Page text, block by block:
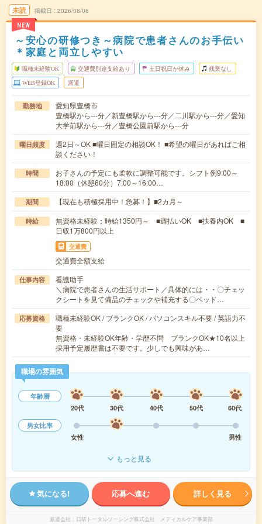
未読
NEW
掲載日 2026/08/08
～安心の研修つき～病院で患者さんのお手伝い
＊家庭と両立しやすい
職種未経験OK 交通費別途支給あり 土日祝日が休み 残業なし
WEB登録OK 派遣
勤務地
愛知県豊橋市
豊橋駅から---分／新豊橋駅から---分／二川駅から---分／愛知
大学前駅から---分／豊橋公園前駅から---分
曜日頻度
週2日～OK ■曜日固定の相談OK！ ■希望の曜日があればご相
談ください！
時間
お子さんの予定にも柔軟に調整可能です。シフト例9:00～
18:00（休憩60分）7:00～16:00…
期間 【現在も積極採用中！急募！】■2カ月～
時給
無資格未経験：時給1350円～ ■週払いOK ■扶養内OK ■
日収1万800円以上
交通費
交通費全額支給
仕事内容
看護助手
＼病院で患者さんの生活サポート／具体的には・・〇チェッ
クシートを見て備品のチェックや補充する〇ベッド…
応募資格
職種未経験OK / ブランクOK / パソコンスキル不要 / 英語力不
要
無資格・未経験OK年齢・学歴不問 ブランクOK★10名以上
採用予定履歴書は不要です。少しでも興味があ…
職場の雰囲気
年齢層
20代
30代 40代 50代
60代
男女比率
女性
男性
もっと見る
気になる! 応募へ進む 詳しく見る
派遣会社 日研トータルソーシング株式会社 メディカルケア事業部